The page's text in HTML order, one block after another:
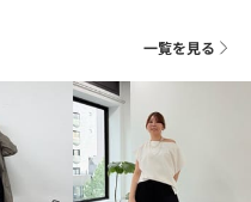
一覧を見る